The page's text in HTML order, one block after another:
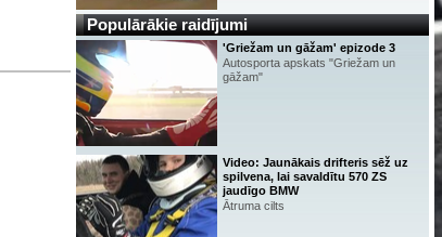
Populārākie raidījumi
'Griežam un gāžam' epizode 3
Autosporta apskats "Griežam un
gāžam"
Video: Jaunākais drifteris sēž uz
spilvena, lai savaldītu 570 ZS
jaudīgo BMW
Ātruma cilts